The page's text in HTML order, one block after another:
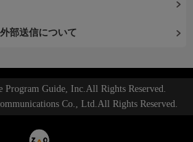
部送信について
Guide, Inc.All Rights Reserved.
Co., Ltd.All Rights Reserved.